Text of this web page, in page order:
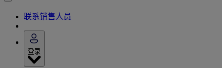
联系销售人员
登录